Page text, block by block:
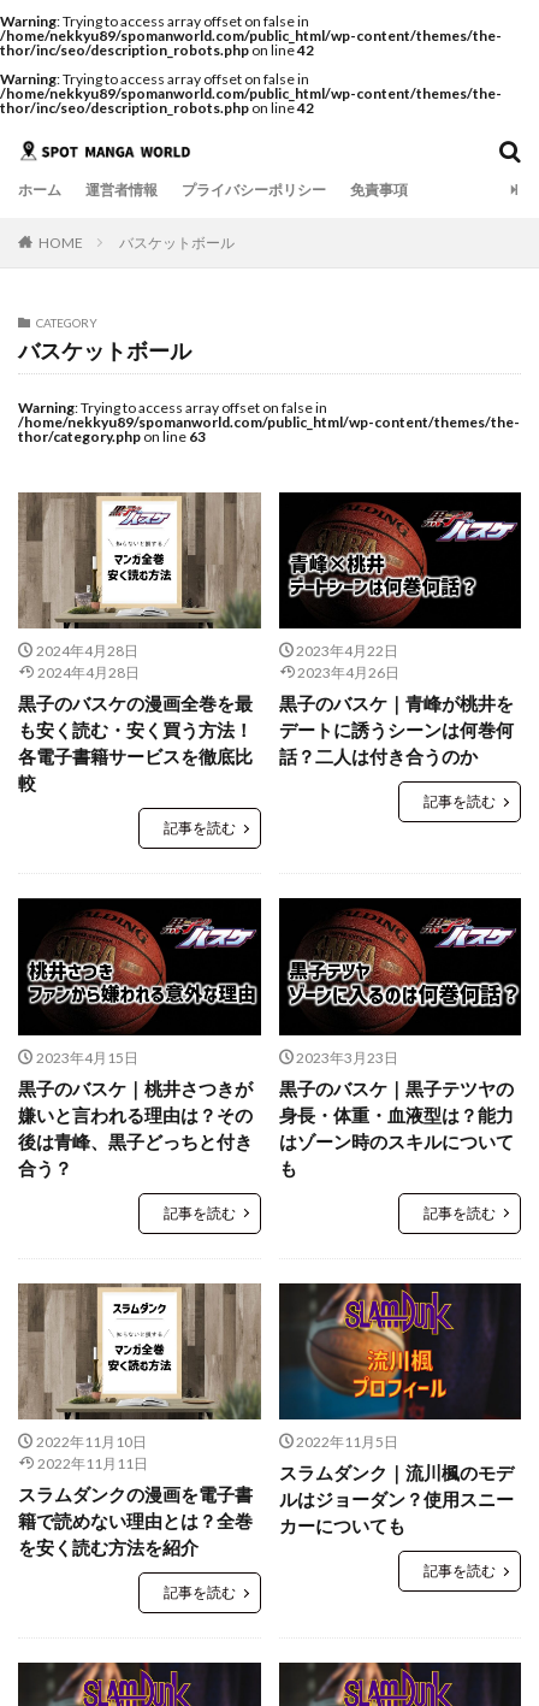
Warning: Trying to access array offset on false in
/home/nekkyu89/spomanworld.com/public_html/wp-content/themes/the-
thor/inc/seo/description_robots.php on line42
Warning: Trying to access array offset on false in
/home/nekkyu89/spomanworld.com/public_html/wp-content/themes/the-
thor/inc/seo/description_robots.php on line42
ホーム 運営者情報 プライバシーポリシー 免責事項
HOME バスケットボール
CATEGORY
バスケットボール
Warning: Trying to access array offset on false in
/home/nekkyu89/spomanworld.com/public_html/wp-content/themes/the-
thor/category.php on line 63
2024年4月28日
2024年4月28日
黒子のバスケの漫画全巻を最
も安く読む・安く買う方法！
各電子書籍サービスを徹底比
較
記事を読む
2023年4月22日
2023年4月26日
黒子のバスケ｜青峰が桃井を
デートに誘うシーンは何巻何
話？二人は付き合うのか
記事を読む
2023年4月15日
黒子のバスケ｜桃井さつきが
嫌いと言われる理由は？その
後は青峰、黒子どっちと付き
合う？
記事を読む
2023年3月23日
黒子のバスケ｜黒子テツヤの
身長・体重・血液型は？能力
はゾーン時のスキルについて
も
記事を読む
2022年11月10日
2022年11月11日
スラムダンクの漫画を電子書
籍で読めない理由とは？全巻
を安く読む方法を紹介
記事を読む
2022年11月5日
スラムダンク｜流川楓のモデ
ルはジョーダン？使用スニー
カーについても
記事を読む